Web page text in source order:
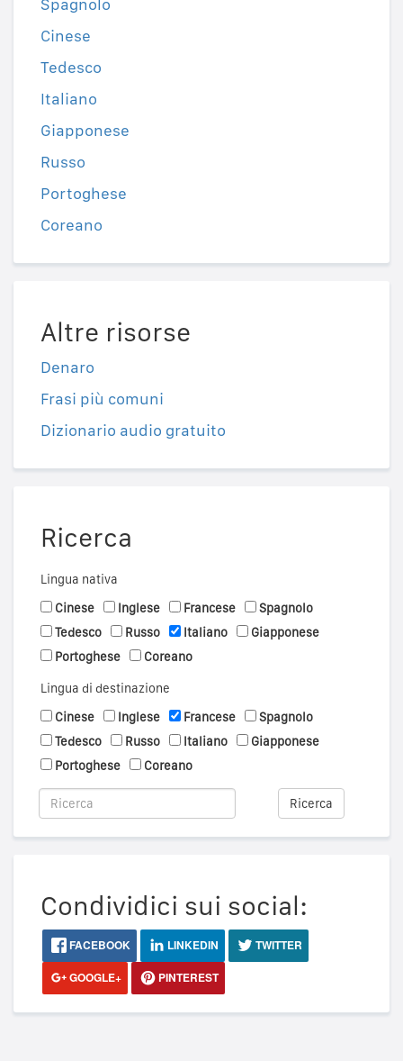
Spagnolo
Cinese
Tedesco
Italiano
Giapponese
Russo
Portoghese
Coreano
Altre risorse
Denaro
Frasi più comuni
Dizionario audio gratuito
Ricerca
Lingua nativa
Cinese
Inglese Francese
Spagnolo
Tedesco
Russo Italiano
Giapponese
Portoghese
Coreano
Lingua di destinazione
Cinese
Inglese Francese
Spagnolo
Tedesco
Russo Italiano
Giapponese
Portoghese
Coreano
Ricerca
Condividici sui social:
FACEBOOK LINKEDIN
TWITTER
GOOGLE+
PINTEREST